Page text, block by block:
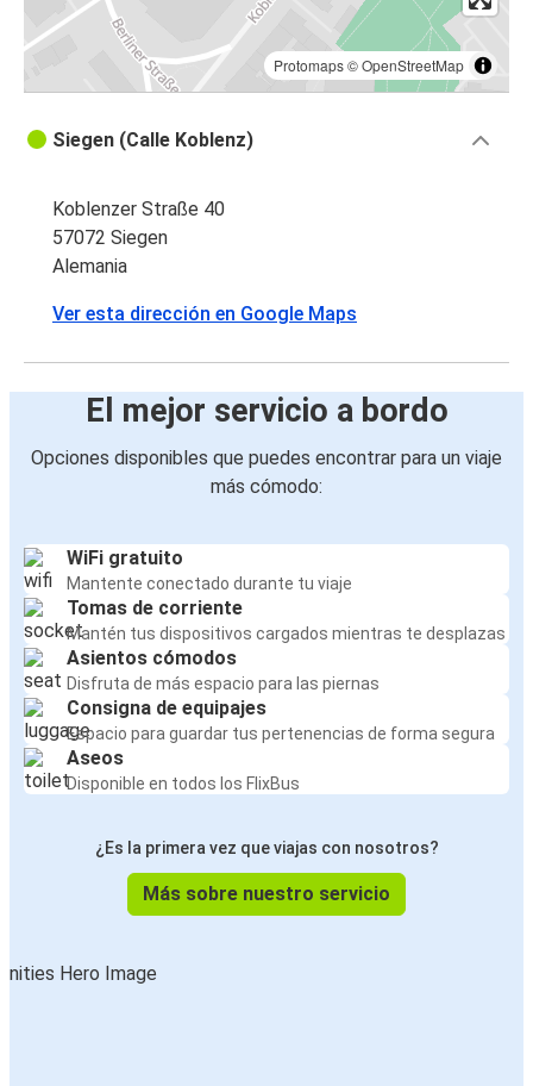
Protomaps©OpenStreetMap
Siegen (Calle Koblenz)
Koblenzer Straße 40
57072 Siegen
Alemania
Ver esta dirección en Google Maps
El mejor servicio a bordo
Opciones disponibles que puedes encontrar para un viaje
más cómodo:
WiFi gratuito
Mantente conectado durante tu viaje
Tomas de corriente
Mantén tus dispositivos cargados mientras te desplazas
Asientos cómodos
Disfruta de más espacio para las piernas
Consigna de equipajes
Espacio para guardar tus pertenencias de forma segura
Aseos
Disponible en todos los FlixBus
¿Es la primera vez que viajas con nosotros?
Más sobre nuestro servicio